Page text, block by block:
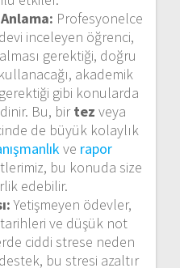
Profesyonelce
inceleyen öğrenci,
gerektiği, doğru
akademik
gibi konularda
Bu, birtez veya
de büyük kolaylık
ve rapor
bu konuda size
edebilir.
Yetişmeyen ödevler,
ve düşük not
ciddi strese neden
bu stresi azaltır